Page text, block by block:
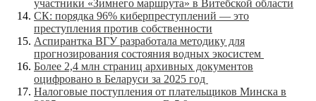
участники «Зимнего маршрута» в Витебской области
СК: порядка 96% киберпреступлений — это
преступления против собственности
Аспирантка ВГУ разработала методику для
прогнозирования состояния водных экосистем
Более 2,4 млн страниц архивных документов
оцифровано в Беларуси за 2025 год
Налоговые поступления от плательщиков Минска в